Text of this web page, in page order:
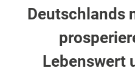
Deutschlands
Lebenswert